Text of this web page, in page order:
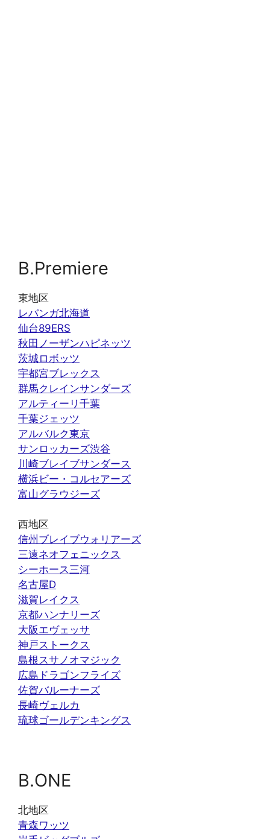
B.Premiere
東地区
レバンガ北海道
仙台89ERS
秋田ノーザンハピネッツ
茨城ロボッツ
宇都宮ブレックス
群馬クレインサンダーズ
アルティーリ千葉
千葉ジェッツ
アルバルク東京
サンロッカーズ渋谷
川崎ブレイブサンダース
横浜ビー・コルセアーズ
富山グラウジーズ
西地区
信州ブレイブウォリアーズ
三遠ネオフェニックス
シーホース三河
名古屋D
滋賀レイクス
京都ハンナリーズ
大阪エヴェッサ
神戸ストークス
島根スサノオマジック
広島ドラゴンフライズ
佐賀バルーナーズ
長崎ヴェルカ
琉球ゴールデンキングス
B.ONE
北地区
青森ワッツ